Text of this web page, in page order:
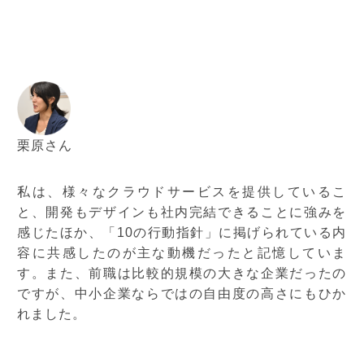
栗原さん
私は、様々なクラウドサービスを提供しているこ
と、開発もデザインも社内完結できることに強みを
感じたほか、「10の行動指針」に掲げられている内
容に共感したのが主な動機だったと記憶していま
す。また、前職は比較的規模の大きな企業だったの
ですが、中小企業ならではの自由度の高さにもひか
れました。